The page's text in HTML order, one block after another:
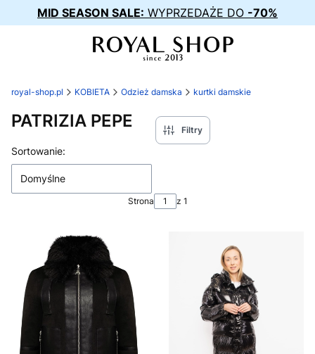
MID SEASON SALE: WYPRZEDAŻE DO -70%
royal-shop.pl KOBIETA Odzież damska kurtki damskie
PATRIZIA PEPE Filtry
Lista produktów
Sortowanie:
Domyślne
Strona z 1